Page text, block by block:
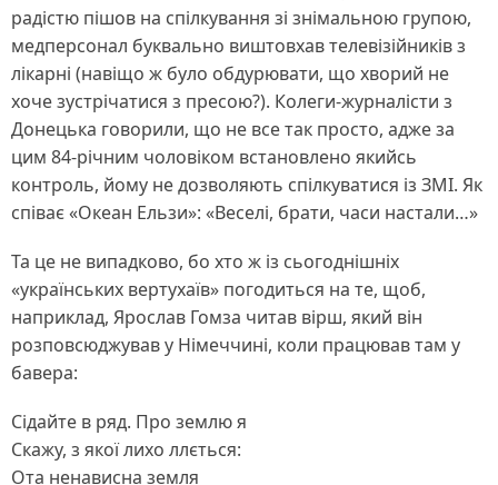
радістю пішов на спілкування зі знімальною групою,
медперсонал буквально виштовхав телевізійників з
лікарні (навіщо ж було обдурювати, що хворий не
хоче зустрічатися з пресою?). Колеги-журналісти з
Донецька говорили, що не все так просто, адже за
цим 84-річним чоловіком встановлено якийсь
контроль, йому не дозволяють спілкуватися із ЗМІ. Як
співає «Океан Ельзи»: «Веселі, брати, часи настали…»
Та це не випадково, бо хто ж із сьогоднішніх
«українських вертухаїв» погодиться на те, щоб,
наприклад, Ярослав Гомза читав вірш, який він
розповсюджував у Німеччині, коли працював там у
бавера:
Сідайте в ряд. Про землю я
Скажу, з якої лихо ллється:
Ота ненависна земля